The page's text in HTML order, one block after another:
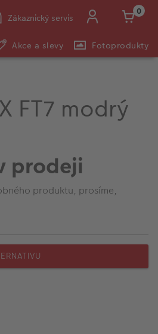
Zákaznický servis
0
Akce a slevy Fotoprodukty
FT7 modrý
prodeji
produktu, prosíme,